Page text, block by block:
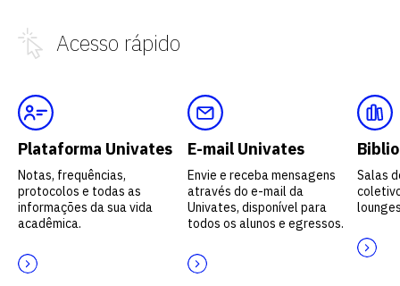
Acesso rápido
Plataforma Univates
Notas, frequências,
protocolos e todas as
informações da sua vida
acadêmica.
E-mail Univates
Envie e receba mensagens
através do e-mail da
Univates, disponível para
todos os alunos e egressos.
Salas